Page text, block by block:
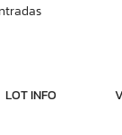
LOT INFO